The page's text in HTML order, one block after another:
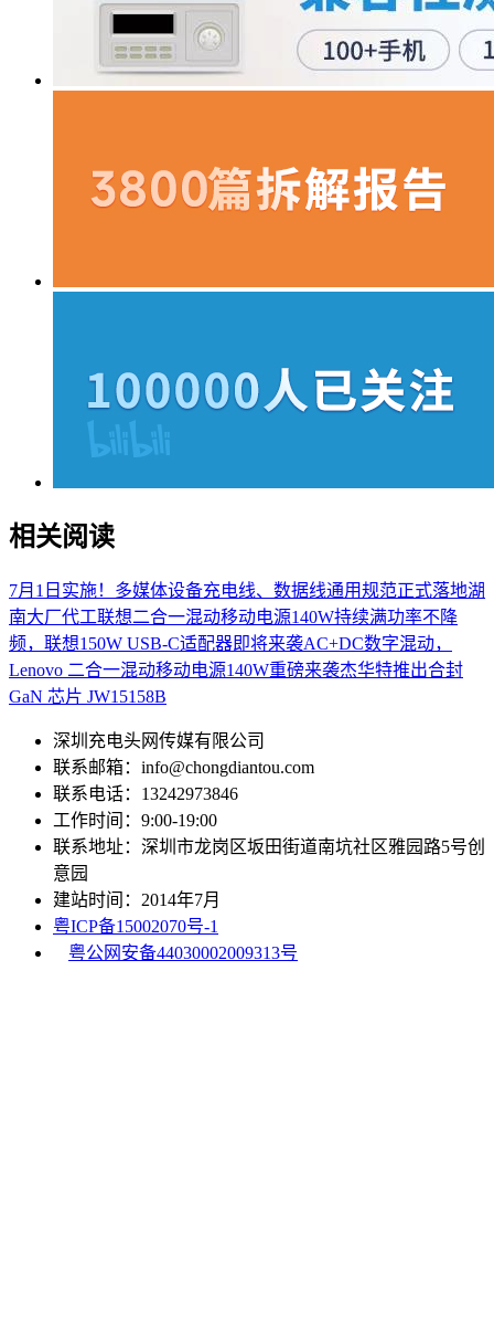
相关阅读
7月1日实施！多媒体设备充电线、数据线通用规范正式落地湖
南大厂代工联想二合一混动移动电源140W持续满功率不降
频，联想150W USB-C适配器即将来袭AC+DC数字混动，
Lenovo 二合一混动移动电源140W重磅来袭杰华特推出合封
GaN 芯片 JW15158B
深圳充电头网传媒有限公司
联系邮箱：info@chongdiantou.com
联系电话：13242973846
工作时间：9:00-19:00
联系地址：深圳市龙岗区坂田街道南坑社区雅园路5号创
意园
建站时间：2014年7月
粤ICP备15002070号-1
粤公网安备44030002009313号